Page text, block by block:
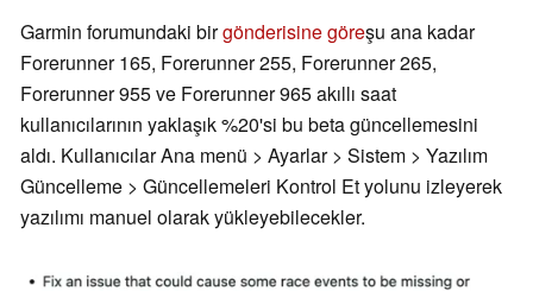
Garmin forumundaki birgönderisine göreşu ana kadar
Forerunner 165, Forerunner 255, Forerunner 265,
Forerunner 955 ve Forerunner 965 akıllı saat
kullanıcılarının yaklaşık %20'si bu beta güncellemesini
aldı. Kullanıcılar Ana menü > Ayarlar > Sistem > Yazılım
Güncelleme > Güncellemeleri Kontrol Et yolunu izleyerek
yazılımı manuel olarak yükleyebilecekler.